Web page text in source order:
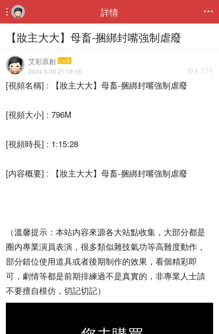
 詳情 
【妝主大大】母畜-捆綁封嘴強制虐廢
艾彩原創 Lv.8
 1  1
2024-5-30 21:19:18
[視頻名稱] : 【妝主大大】母畜-捆綁封嘴強制虐廢
[視頻大小] : 796M
[視頻時長] : 1:15:28
[内容概要] : 【妝主大大】母畜-捆綁封嘴強制虐廢
（溫馨提示：本站内容來源各大站點收集，大部分都是
圈内專業演員表演，很多類似雜技氣功等高難度動作，
部分錯位使用道具或者後期制作的效果，看個精彩即
可，劇情等都是前期排練過不是真實的，非專業人士請
不要擅自模仿，切記切記）